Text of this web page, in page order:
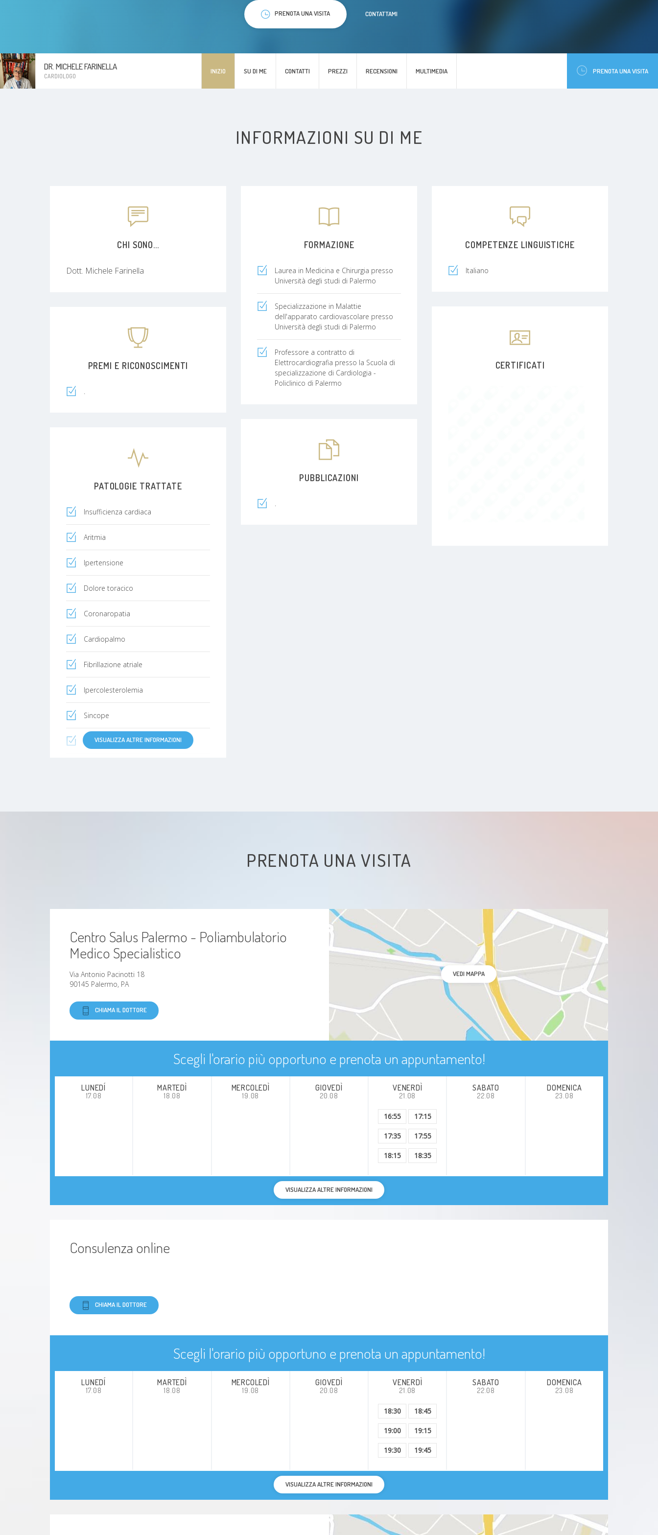
DR. MICHELE FARINELLA
CARDIOLOGO
INIZIO SU DI ME CONTATTI PREZZI RECENSIONI MULTIMEDIA PRENOTA UNA VISITA
PRENOTA UNA VISITA CONTATTAMI
INFORMAZIONI SU DI ME
CHI SONO...
Dott. Michele Farinella
FORMAZIONE
Laurea in Medicina e Chirurgia presso
Università degli studi di Palermo
Specializzazione in Malattie
dell'apparato cardiovascolare presso
Università degli studi di Palermo
Professore a contratto di
Elettrocardiografia presso la Scuola di
specializzazione di Cardiologia -
Policlinico di Palermo
COMPETENZE LINGUISTICHE
Italiano
CERTIFICATI
PREMI E RICONOSCIMENTI
.
PUBBLICAZIONI
.
PATOLOGIE TRATTATE
Insufficienza cardiaca
Aritmia
Ipertensione
Dolore toracico
Coronaropatia
Cardiopalmo
Fibrillazione atriale
Ipercolesterolemia
Sincope
Aterosclerosi
VISUALIZZA ALTRE INFORMAZIONI
PRENOTA UNA VISITA
Centro Salus Palermo - Poliambulatorio
Medico Specialistico
Via Antonio Pacinotti 18
90145 Palermo, PA
CHIAMA IL DOTTORE
VEDI MAPPA
Scegli l'orario più opportuno e prenota un appuntamento!
LUNEDÍ
17.08
MARTEDÌ
18.08
MERCOLEDÌ
19.08
GIOVEDÌ
20.08
VENERDÌ
21.08
16:55 17:15
17:35 17:55
18:15 18:35
SABATO
22.08
DOMENICA
23.08
VISUALIZZA ALTRE INFORMAZIONI
Consulenza online
CHIAMA IL DOTTORE
Scegli l'orario più opportuno e prenota un appuntamento!
LUNEDÍ
17.08
MARTEDÌ
18.08
MERCOLEDÌ
19.08
GIOVEDÌ
20.08
VENERDÌ
21.08
18:30 18:45
19:00 19:15
19:30 19:45
SABATO
22.08
DOMENICA
23.08
VISUALIZZA ALTRE INFORMAZIONI